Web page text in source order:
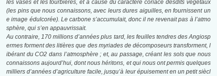
les vases et les tourbières,et à cause du caractère coriace desdits végétaux
(les pins que nous connaissons, avec leurs dures aiguilles, en fournissent un
e image édulcorée). Le carbone s’accumulait, doncil ne revenait pas à l’atmo
sphère, qui s’en appauvrissait.
Au contraire, 170 millions d’années plus tard, les feuilles tendres des Angiosp
ermes forment des litières que des myriades de décomposeurs transforment, l
ibérant du CO2 dans l’atmosphère ; et, au passage, créant les sols que nous
connaissons aujourd’hui, dont nous héritons, et qui nous ont permis quelques
milliers d’années d’agriculture facile, jusqu’à leur épuisement en un petit siècl